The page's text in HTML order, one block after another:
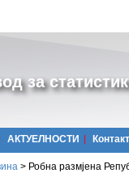
за
АКТУЕЛНОСТИ Контакт
> Робна размјена